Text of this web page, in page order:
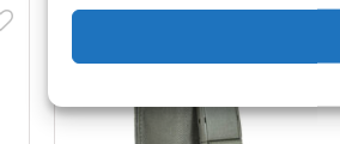
מספר
לבחור